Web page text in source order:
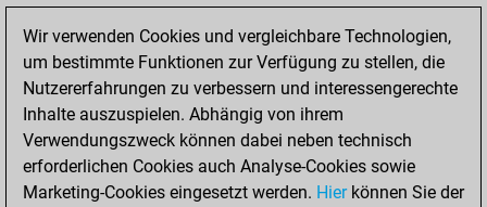
60
You created
your Studies account
Donnerstag, Juni
10, 2021
Wir verwenden Cookies und vergleichbare Technologien,
um bestimmte Funktionen zur Verfügung zu stellen, die
Nutzererfahrungen zu verbessern und interessengerechte
Inhalte auszuspielen. Abhängig von ihrem
Verwendungszweck können dabei neben technisch
erforderlichen Cookies auch Analyse-Cookies sowie
Marketing-Cookies eingesetzt werden. Hierkönnen Sie der